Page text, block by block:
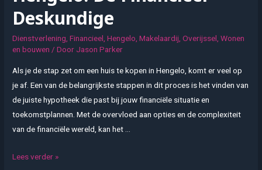
Deskundige
Dienstverlening,Financieel,Hengelo,Makelaardij,Overijssel,Wonen
en bouwen / Door Jason Parker
Als je de stap zet om een huis te kopen in Hengelo, komt er veel op
je af. Een van de belangrijkste stappen in dit proces is het vinden van
de juiste hypotheek die past bij jouw financiële situatie en
toekomstplannen. Met de overvloed aan opties en de complexiteit
van de financiële wereld, kan het …
Het
Lees verder »